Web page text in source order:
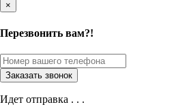
×
Перезвонить вам?!
Идет отправка . . .